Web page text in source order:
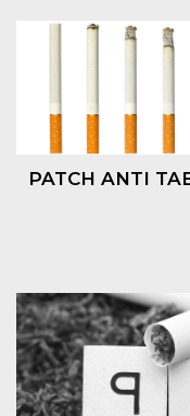
PATCH ANTI